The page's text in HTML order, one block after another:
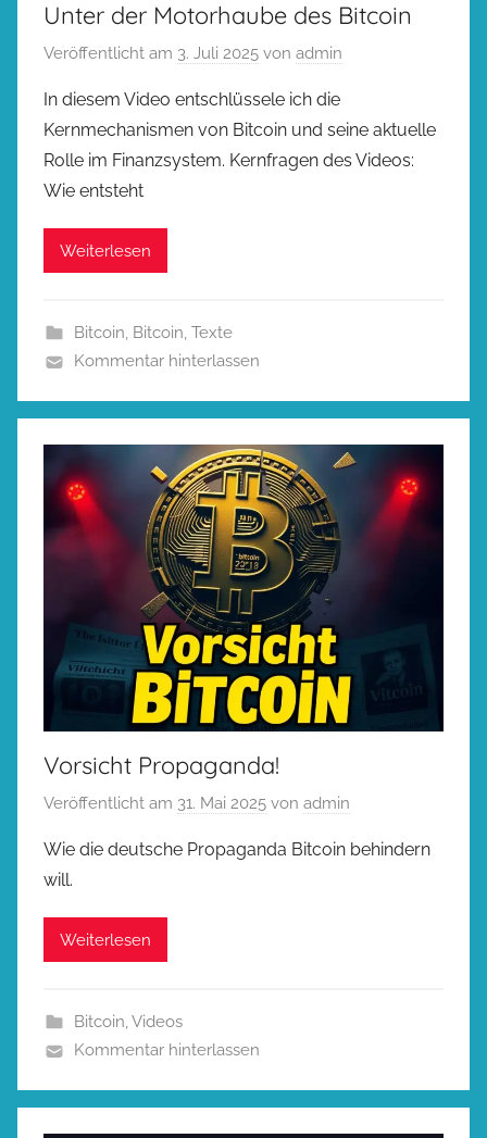
Unter der Motorhaube des Bitcoin
Veröffentlicht am 3. Juli 2025 von admin
In diesem Video entschlüssele ich die
Kernmechanismen von Bitcoin und seine aktuelle
Rolle im Finanzsystem. Kernfragen des Videos:
Wie entsteht
Weiterlesen
Bitcoin, Bitcoin, Texte
Kommentar hinterlassen
Vorsicht Propaganda!
Veröffentlicht am 31. Mai 2025 von admin
Wie die deutsche Propaganda Bitcoin behindern
will.
Weiterlesen
Bitcoin,Videos
Kommentar hinterlassen